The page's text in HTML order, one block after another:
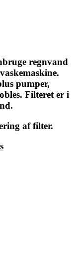
regnvand
pumper,
Filteret er i
af filter.